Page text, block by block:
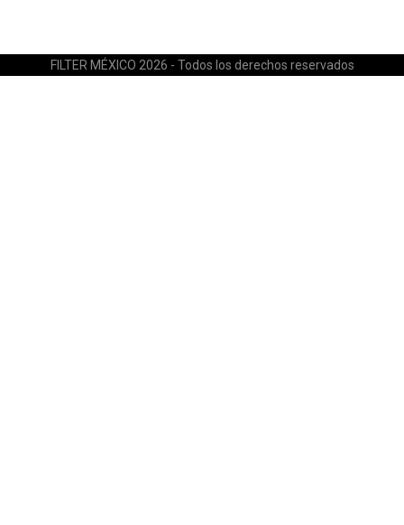
FILTER MÉXICO 2026 - Todos los derechos reservados